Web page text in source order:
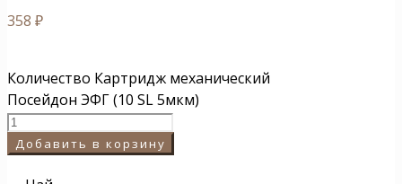
358 ₽
Количество Картридж механический
Посейдон ЭФГ (10 SL 5мкм)
Добавить в корзину